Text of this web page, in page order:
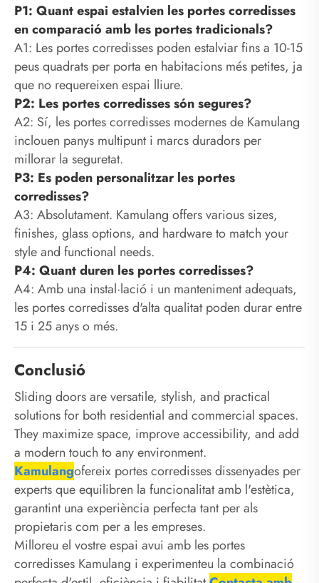
P1: Quant espai estalvien les portes corredisses
en comparació amb les portes tradicionals?
A1: Les portes corredisses poden estalviar fins a 10-15
peus quadrats per porta en habitacions més petites, ja
que no requereixen espai lliure.
P2: Les portes corredisses són segures?
A2: Sí, les portes corredisses modernes de Kamulang
inclouen panys multipunt i marcs duradors per
millorar la seguretat.
P3: Es poden personalitzar les portes
corredisses?
A3: Absolutament. Kamulang offers various sizes,
finishes, glass options, and hardware to match your
style and functional needs.
P4: Quant duren les portes corredisses?
A4: Amb una instal·lació i un manteniment adequats,
les portes corredisses d'alta qualitat poden durar entre
15 i 25 anys o més.
Conclusió
Sliding doors are versatile, stylish, and practical
solutions for both residential and commercial spaces.
They maximize space, improve accessibility, and add
a modern touch to any environment.
Kamulangofereix portes corredisses dissenyades per
experts que equilibren la funcionalitat amb l'estètica,
garantint una experiència perfecta tant per als
propietaris com per a les empreses.
Milloreu el vostre espai avui amb les portes
corredisses Kamulang i experimenteu la combinació